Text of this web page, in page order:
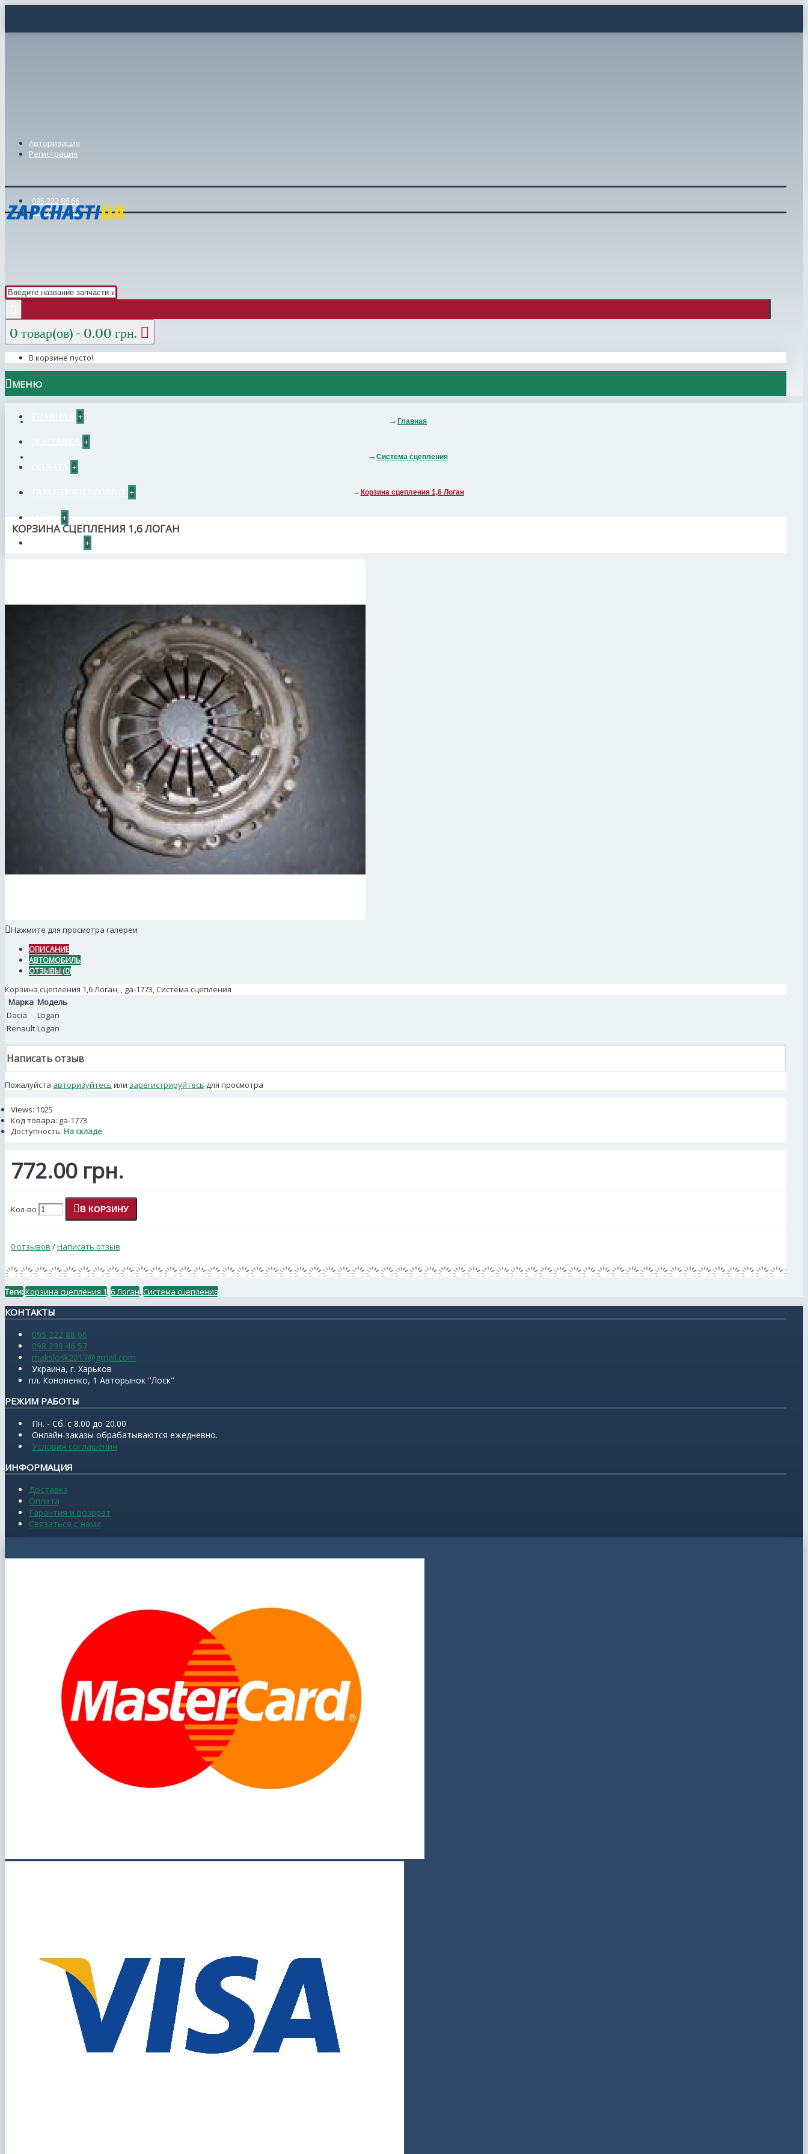
Авторизация
Регистрация
095 222 88 66
098 239 46 57
0 товар(ов) - 0.00 грн.
В корзине пусто!
МЕНЮ
+
+
+
+
+
+
Главная
Система сцепления
Корзина сцепления 1,6 Логан
КОРЗИНА СЦЕПЛЕНИЯ 1,6 ЛОГАН
Нажмите для просмотра галереи
ОПИСАНИЕ
АВТОМОБИЛЬ
ОТЗЫВЫ (0)
Корзина сцепления 1,6 Логан, , ga-1773, Система сцепления
Марка Модель
Dacia
Logan
Renault Logan
Написать отзыв
Пожалуйста авторизуйтесь или зарегистрируйтесь для просмотра
Views: 1025
Код товара: ga-1773
Доступность: На складе
772.00 грн.
Кол-во В КОРЗИНУ
0 отзывов /Написать отзыв
Теги:Корзина сцепления 1, 6 Логан,Система сцепления
КОНТАКТЫ
095 222 88 66
098 239 46 57
makslosk2017@gmail.com
Украина, г. Харьков
пл. Кононенко, 1 Авторынок "Лоск"
РЕЖИМ РАБОТЫ
Пн. - Сб. с 8.00 до 20.00
Онлайн-заказы обрабатываются ежедневно.
Условия соглашения
ИНФОРМАЦИЯ
Доставка
Оплата
Гарантия и возврат
Связаться с нами